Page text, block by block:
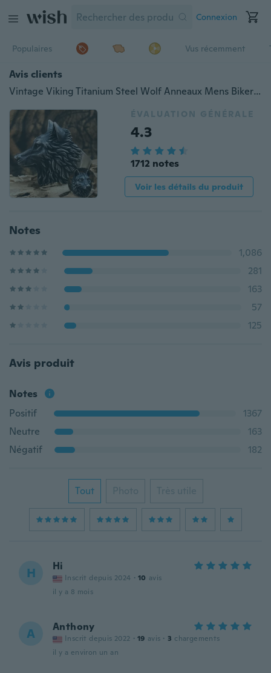
Connexion
Populaires Vus récemment
Avis clients
Vintage Viking Titanium Steel Wolf Anneaux Mens Biker Ring Fashion Wolf Head Bijoux Anneaux pour hommes
ÉVALUATION GÉNÉRALE
4.3
1712 notes
Voir les détails du produit
Notes
1,086
281
163
57
125
Avis produit
Notes
Positif
1367
Neutre
163
Négatif
182
Tout Photo Très utile
H Hi
Inscrit depuis 2024 · 10 avis
il y a 8 mois
A Anthony
Inscrit depuis 2022 · 19 avis · 3 chargements
il y a environ un an